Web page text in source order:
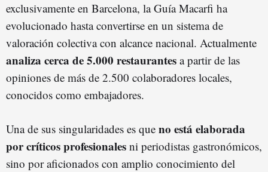
exclusivamente en Barcelona, la Guía Macarfi ha
evolucionado hasta convertirse en un sistema de
valoración colectiva con alcance nacional. Actualmente
analiza cerca de 5.000 restaurantes a partir de las
opiniones de más de 2.500 colaboradores locales,
conocidos como embajadores.
Una de sus singularidades es que no está elaborada
por críticos profesionales ni periodistas gastronómicos,
sino por aficionados con amplio conocimiento del